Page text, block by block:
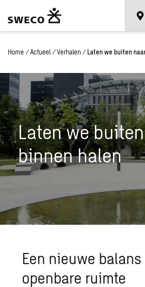
Home / Actueel / Verhalen / Laten we buiten
Laten we
binnen halen
Een nieuwe balans
openbare ruimte